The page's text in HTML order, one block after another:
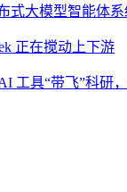
式大模型智能体系
正在搅动上下游
工具“带飞”科研